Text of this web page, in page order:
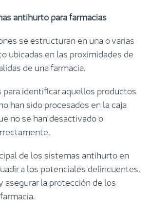
antihurto para farmacias
se estructuran en una o varias
ubicadas en las proximidades de
de una farmacia.
para identificar aquellos productos
han sido procesados en la caja
no se han desactivado o
de los sistemas antihurto en
a los potenciales delincuentes,
asegurar la protección de los